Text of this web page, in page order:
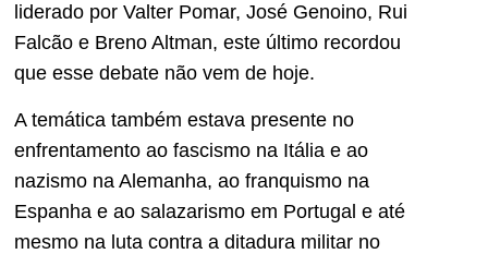
liderado por Valter Pomar, José Genoino, Rui
Falcão e Breno Altman, este último recordou
que esse debate não vem de hoje.
A temática também estava presente no
enfrentamento ao fascismo na Itália e ao
nazismo na Alemanha, ao franquismo na
Espanha e ao salazarismo em Portugal e até
mesmo na luta contra a ditadura militar no